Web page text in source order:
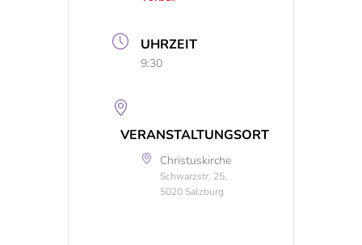
UHRZEIT
9:30
VERANSTALTUNGSORT
Christuskirche
Schwarzstr. 25,
5020 Salzburg